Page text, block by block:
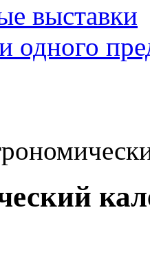
выставки
одного